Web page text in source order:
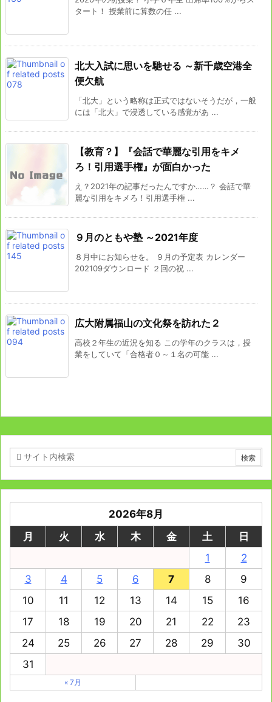
タート！ 授業前に算数の任 ...
北大入試に思いを馳せる ～新千歳空港全
便欠航
「北大」という略称は正式ではないそうだが，一般
には「北大」で浸透している感覚があ ...
【教育？】『会話で華麗な引用をキメ
ろ！引用選手権』が面白かった
え？2021年の記事だったんですか……？ 会話で華
麗な引用をキメろ！引用選手権 ...
９月のともや塾 ～2021年度
８月中にお知らせを。 ９月の予定表 カレンダー
202109ダウンロード ２回の祝 ...
広大附属福山の文化祭を訪れた２
高校２年生の近況を知る この学年のクラスは，授
業をしていて「合格者０～１名の可能 ...
2026年8月
月
火 水 木 金 土
日
1
2
3
4 5 6 7 8
9
10
11 12 13 14 15
16
17
18 19 20 21 22
23
24
25 26 27 28 29
30
31
« 7月